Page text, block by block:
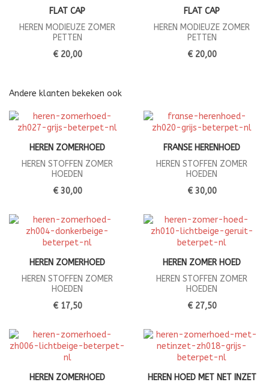
FLAT CAP
HEREN MODIEUZE ZOMER
PETTEN
€ 20,00
FLAT CAP
HEREN MODIEUZE ZOMER
PETTEN
€ 20,00
Andere klanten bekeken ook
HEREN ZOMERHOED
HEREN STOFFEN ZOMER
HOEDEN
€ 30,00
FRANSE HERENHOED
HEREN STOFFEN ZOMER
HOEDEN
€ 30,00
HEREN ZOMERHOED
HEREN STOFFEN ZOMER
HOEDEN
€ 17,50
HEREN ZOMER HOED
HEREN STOFFEN ZOMER
HOEDEN
€ 27,50
HEREN ZOMERHOED
HEREN HOED MET NET INZET